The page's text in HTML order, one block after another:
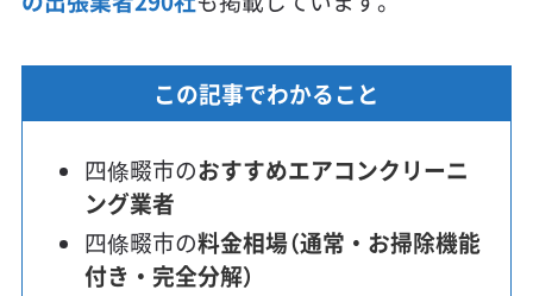
この記事でわかること
四條畷市のおすすめエアコンクリーニ
ング業者
四條畷市の料金相場（通常・お掃除機能
付き・完全分解）